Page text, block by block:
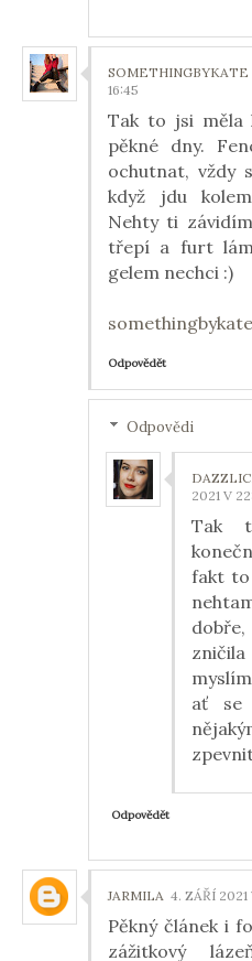
SOMETHINGBYKATE
16:45
Tak to jsi měla
pěkné dny.
ochutnat, vždy
když jdu
Nehty ti
třepí a furt
gelem nechci :)
somethingbykate
Odpovědět
Odpovědi
2021 V
Tak
fakt
ať se
Odpovědět
JARMILA 4. ZÁŘÍ 2021
Pěkný článek i
zážitkový